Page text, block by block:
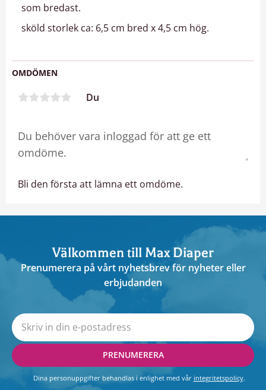
som bredast.
sköld storlek ca: 6,5 cm bred x 4,5 cm hög.
OMDÖMEN
Du
Bli den första att lämna ett omdöme.
Välkommen till Max Diaper
Prenumerera på vårt nyhetsbrev för nyheter eller
erbjudanden
PRENUMERERA
Dina personuppgifter behandlas i enlighet med vår integritetspolicy.